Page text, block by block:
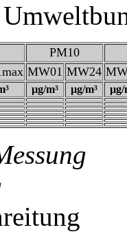
PM10
MW01 MW24
µg/m³ µg/m³ µg/